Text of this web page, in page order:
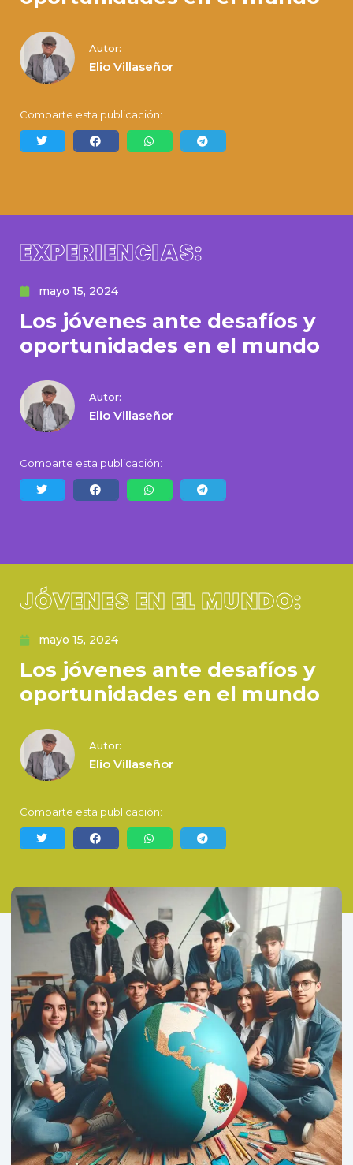
Autor:
Elio Villaseñor
Comparte esta publicación:
EXPERIENCIAS:
mayo 15, 2024
Los jóvenes ante desafíos y
oportunidades en el mundo
Autor:
Elio Villaseñor
Comparte esta publicación:
JÓVENES EN EL MUNDO:
mayo 15, 2024
Los jóvenes ante desafíos y
oportunidades en el mundo
Autor:
Elio Villaseñor
Comparte esta publicación: